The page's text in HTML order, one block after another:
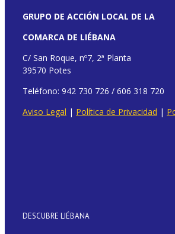
GRUPO DE ACCIÓN LOCAL DE LA
COMARCA DE LIÉBANA
C/ San Roque, nº7, 2ª Planta
39570 Potes
Teléfono: 942 730 726 / 606 318 720
Aviso Legal | Política de Privacidad |
DESCUBRE LIÉBANA